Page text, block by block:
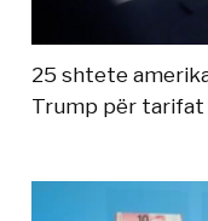
25 shtete
Trump për tarifat